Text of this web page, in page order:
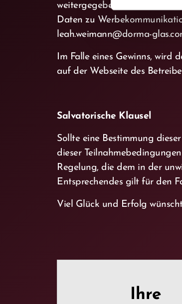
weitergegeben noch diesen
Daten zu
leah.weimann@dorma-
Im Falle eines Gewinns, wird
auf der Webseite des
Salvatorische Klausel
Sollte eine Bestimmung
dieser
Regelung, die dem in der
Entsprechendes gilt für den
Viel Glück und Erfolg
Ihre